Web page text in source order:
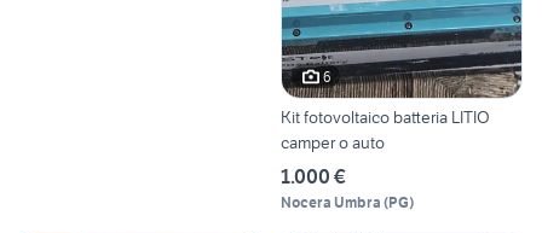
6
Kit fotovoltaico batteria LITIO
camper o auto
1.000 €
Nocera Umbra (PG)